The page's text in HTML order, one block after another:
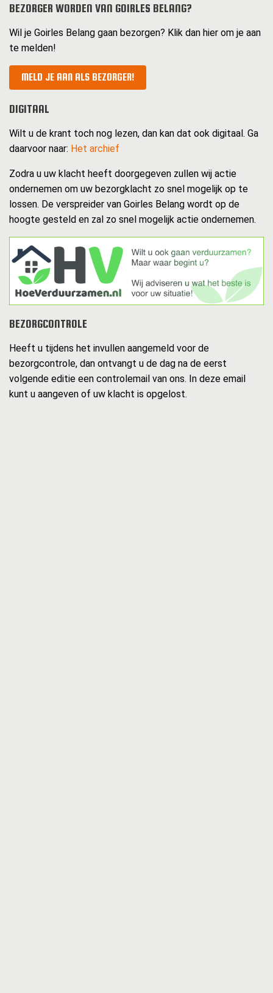
BEZORGER WORDEN VAN GOIRLES BELANG?
Wil je Goirles Belang gaan bezorgen? Klik dan hier om je aan
te melden!
MELD JE AAN ALS BEZORGER!
DIGITAAL
Wilt u de krant toch nog lezen, dan kan dat ook digitaal. Ga
daarvoor naar: Het archief
Zodra u uw klacht heeft doorgegeven zullen wij actie
ondernemen om uw bezorgklacht zo snel mogelijk op te
lossen. De verspreider van Goirles Belang wordt op de
hoogte gesteld en zal zo snel mogelijk actie ondernemen.
BEZORGCONTROLE
Heeft u tijdens het invullen aangemeld voor de
bezorgcontrole, dan ontvangt u de dag na de eerst
volgende editie een controlemail van ons. In deze email
kunt u aangeven of uw klacht is opgelost.